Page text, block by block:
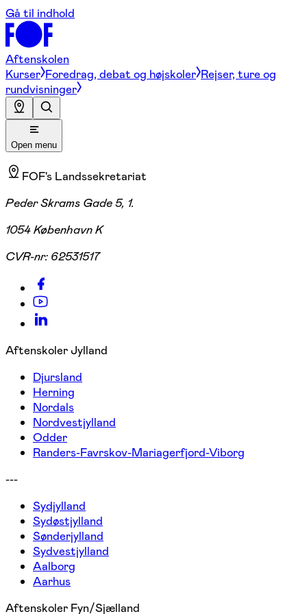
Gå til indhold
Aftenskolen
Kurser Foredrag, debat og højskoler Rejser, ture og
rundvisninger
Open menu
FOF's Landssekretariat
Peder Skrams Gade 5, 1.
1054 København K
CVR-nr: 62531517
Aftenskoler Jylland
Djursland
Herning
Nordals
Nordvestjylland
Odder
Randers-Favrskov-Mariagerfjord-Viborg
---
Sydjylland
Sydøstjylland
Sønderjylland
Sydvestjylland
Aalborg
Aarhus
Aftenskoler Fyn/Sjælland